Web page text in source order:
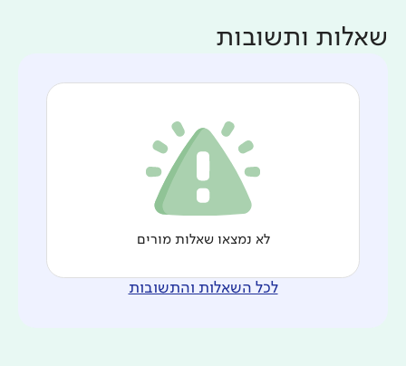
שאלות ותשובות
לא נמצאו שאלות מורים
לכל השאלות והתשובות